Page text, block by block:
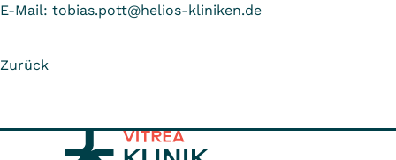
E-Mail: tobias.pott@helios-kliniken.de
Zurück